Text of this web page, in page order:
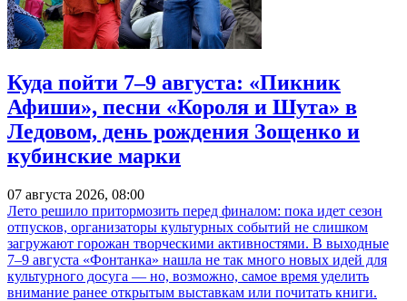
Куда пойти 7–9 августа: «Пикник
Афиши», песни «Короля и Шута» в
Ледовом, день рождения Зощенко и
кубинские марки
07 августа 2026, 08:00
Лето решило притормозить перед финалом: пока идет сезон
отпусков, организаторы культурных событий не слишком
загружают горожан творческими активностями. В выходные
7–9 августа «Фонтанка» нашла не так много новых идей для
культурного досуга — но, возможно, самое время уделить
внимание ранее открытым выставкам или почитать книги.